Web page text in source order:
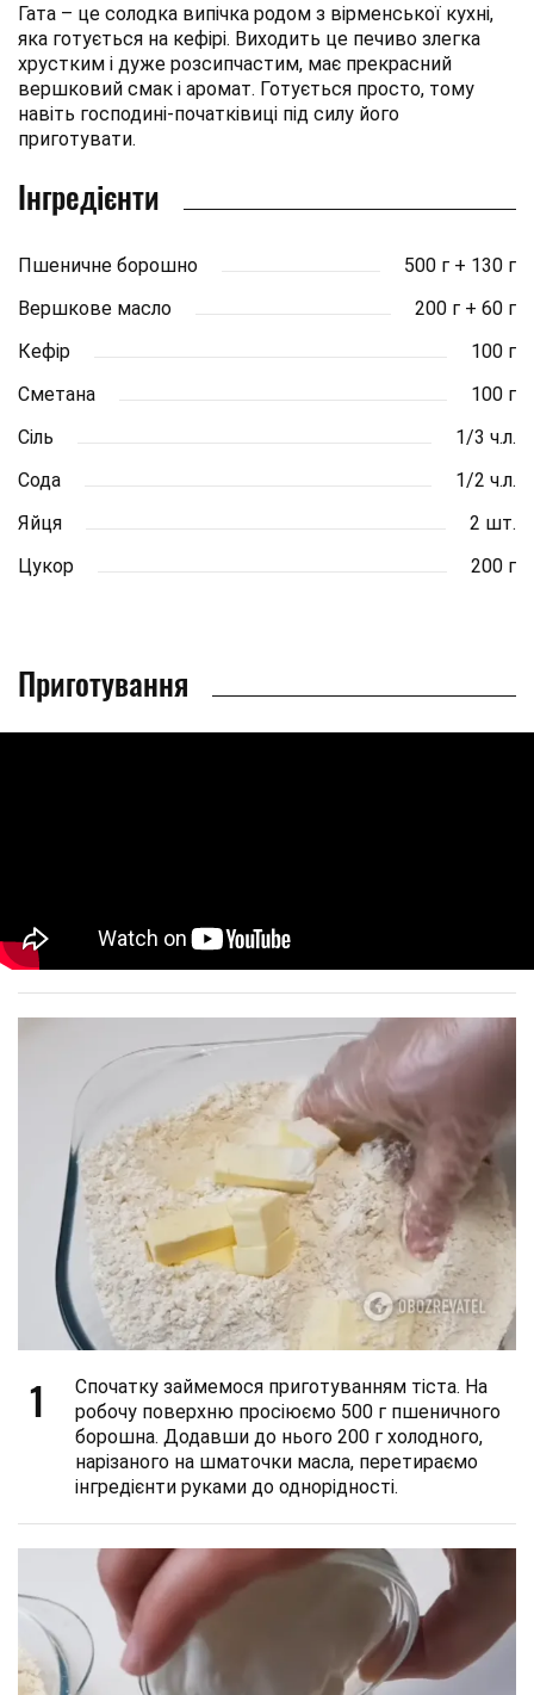
Гата – це солодка випічка родом з вірменської кухні,
яка готується на кефірі. Виходить це печиво злегка
хрустким і дуже розсипчастим, має прекрасний
вершковий смак і аромат. Готується просто, тому
навіть господині-початківиці під силу його
приготувати.
Інгредієнти
Пшеничне борошно
500 г + 130 г
Вершкове масло
200 г + 60 г
Кефір
100 г
Сметана
100 г
Сіль
1/3 ч.л.
Сода
1/2 ч.л.
Яйця
2 шт.
Цукор
200 г
Приготування
1
Спочатку займемося приготуванням тіста. На
робочу поверхню просіюємо 500 г пшеничного
борошна. Додавши до нього 200 г холодного,
нарізаного на шматочки масла, перетираємо
інгредієнти руками до однорідності.